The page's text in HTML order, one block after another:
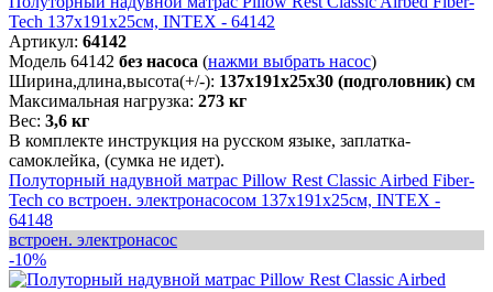
Tech 137х191х25см, INTEX - 64142
Артикул: 64142
Модель 64142 без насоса (нажми выбрать насос)
Ширина,длина,высота(+/-): 137х191х25х30 (подголовник) см
Максимальная нагрузка: 273 кг
Вес: 3,6 кг
В комплекте инструкция на русском языке, заплатка-
самоклейка, (сумка не идет).
Полуторный надувной матрас Pillow Rest Classic Airbed Fiber-
Tech со встроен. электронасосом 137х191х25см, INTEX -
64148
встроен. электронасос
-10%